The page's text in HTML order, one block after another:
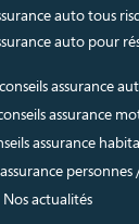
auto tous
auto pour
assurance
assurance
assurance
Nos actualités